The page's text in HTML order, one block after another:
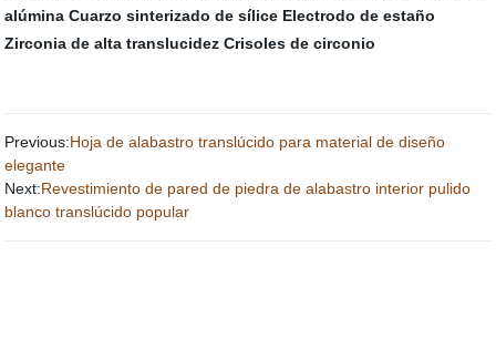
alúmina Cuarzo sinterizado de sílice Electrodo de estaño
Zirconia de alta translucidez Crisoles de circonio
Previous:Hoja de alabastro translúcido para material de diseño
elegante
Next:Revestimiento de pared de piedra de alabastro interior pulido
blanco translúcido popular